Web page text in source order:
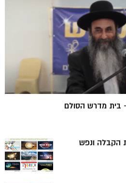
בית מדרש הסולם
הקבלה ונפש